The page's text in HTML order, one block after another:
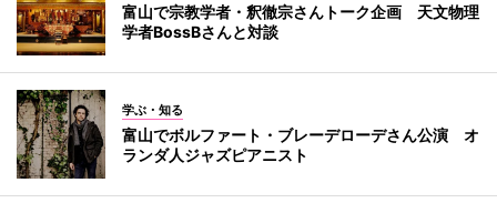
富山で宗教学者・釈徹宗さんトーク企画 天文物理
学者BossBさんと対談
学ぶ・知る
富山でボルファート・ブレーデローデさん公演 オ
ランダ人ジャズピアニスト